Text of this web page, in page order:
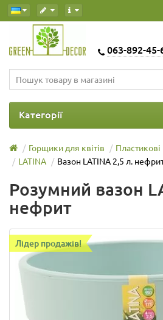
063-892-45-
Категорії
Горщики для квітів
LATINA
Вазон LATINA 2,5 л.
Розумний вазон
нефрит
Лідер продажів!